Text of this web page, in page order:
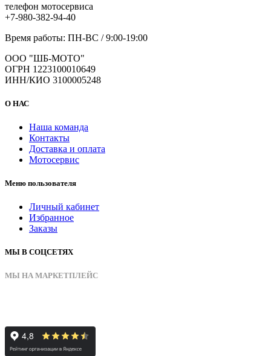
телефон мотосервиса
+7-980-382-94-40
Время работы: ПН-ВС / 9:00-19:00
ООО "ШБ-МОТО"
ОГРН 1223100010649
ИНН/КИО 3100005248
О НАС
Наша команда
Контакты
Доставка и оплата
Мотосервис
Меню пользователя
Личный кабинет
Избранное
Заказы
МЫ В СОЦСЕТЯХ
МЫ НА МАРКЕТПЛЕЙС